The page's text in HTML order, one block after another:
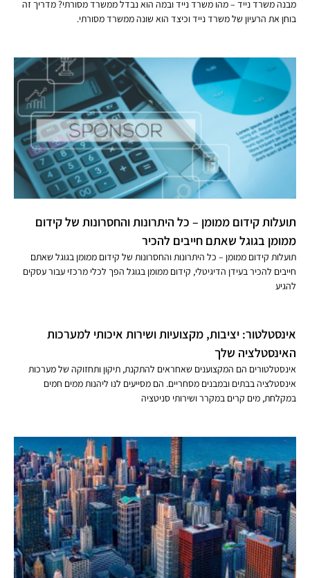
מבנה משרד נייד – מהו משרד נייד ובמה הוא נבדל ממשרד מסורתי? מדריך זה
בוחן את הרעיון של משרד נייד וכיצד הוא שונה ממשרד מסורתי.
תועלות קידום ממומן – כל היתרונות והחסרונות של קידום
ממומן בגוגל שאתם חייבים להכיר
תועלות קידום ממומן – כל היתרונות והחסרונות של קידום ממומן בגוגל שאתם
חייבים להכיר בעידן הדיגיטלי, קידום ממומן בגוגל הפך לכלי מרכזי עבור עסקים
להגיע
אינסטלטור: יציבות, מקצועיות ושירות איכותי למערכות
האינסטלציה שלך
אינסטלטורים הם המקצוענים שאחראים להתקנת, תיקון ותחזוקה של מערכות
אינסטלציה בבתים ובמבנים מסחריים. הם מסייעים לנו ליהנות ממים חמים
במקלחת, מים קרים במקרר ושירותי סניטציה